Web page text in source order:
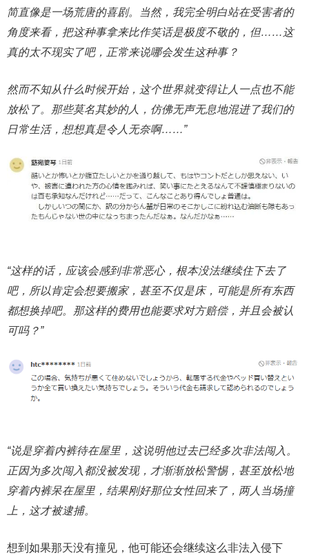
简直像是一场荒唐的喜剧。当然，我完全明白站在受害者的
角度来看，把这种事拿来比作笑话是极度不敬的，但……这
真的太不现实了吧，正常来说哪会发生这种事？
然而不知从什么时候开始，这个世界就变得让人一点也不能
放松了。那些莫名其妙的人，仿佛无声无息地混进了我们的
日常生活，想想真是令人无奈啊……”
“这样的话，应该会感到非常恶心，根本没法继续住下去了
吧，所以肯定会想要搬家，甚至不仅是床，可能是所有东西
都想换掉吧。那这样的费用也能要求对方赔偿，并且会被认
可吗？”
“说是穿着内裤待在屋里，这说明他过去已经多次非法闯入。
正因为多次闯入都没被发现，才渐渐放松警惕，甚至放松地
穿着内裤呆在屋里，结果刚好那位女性回来了，两人当场撞
上，这才被逮捕。
想到如果那天没有撞见，他可能还会继续这么非法入侵下